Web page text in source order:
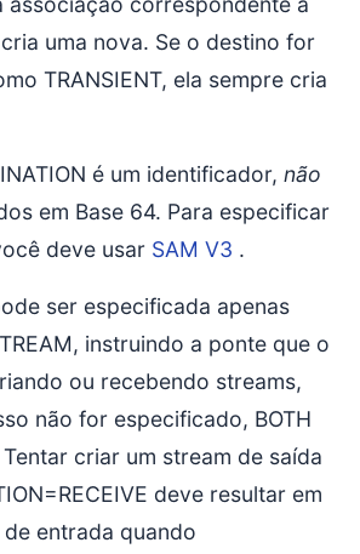
uma nova. Se o destino for
TRANSIENT, ela sempre cria
é um identificador, não
em Base 64. Para especificar
deve usar SAM V3 .
ser especificada apenas
instruindo a ponte que o
ou recebendo streams,
não for especificado, BOTH
criar um stream de saída
deve resultar em
entrada quando